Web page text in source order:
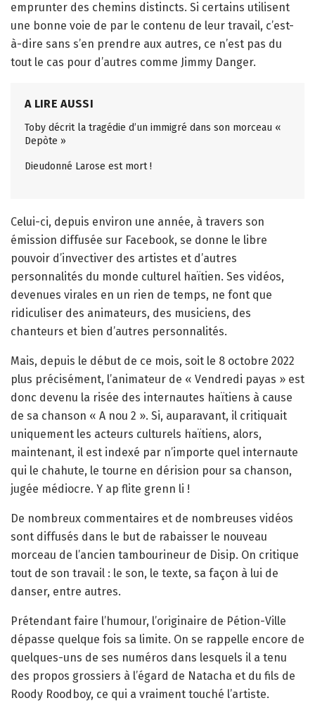
emprunter des chemins distincts. Si certains utilisent
une bonne voie de par le contenu de leur travail, c’est-
à-dire sans s’en prendre aux autres, ce n’est pas du
tout le cas pour d’autres comme Jimmy Danger.
A LIRE AUSSI
Toby décrit la tragédie d’un immigré dans son morceau «
Depòte »
Dieudonné Larose est mort !
Celui-ci, depuis environ une année, à travers son
émission diffusée sur Facebook, se donne le libre
pouvoir d’invectiver des artistes et d’autres
personnalités du monde culturel haïtien. Ses vidéos,
devenues virales en un rien de temps, ne font que
ridiculiser des animateurs, des musiciens, des
chanteurs et bien d’autres personnalités.
Mais, depuis le début de ce mois, soit le 8 octobre 2022
plus précisément, l’animateur de « Vendredi payas » est
donc devenu la risée des internautes haïtiens à cause
de sa chanson « A nou 2 ». Si, auparavant, il critiquait
uniquement les acteurs culturels haïtiens, alors,
maintenant, il est indexé par n’importe quel internaute
qui le chahute, le tourne en dérision pour sa chanson,
jugée médiocre. Y ap flite grenn li !
De nombreux commentaires et de nombreuses vidéos
sont diffusés dans le but de rabaisser le nouveau
morceau de l’ancien tambourineur de Disip. On critique
tout de son travail : le son, le texte, sa façon à lui de
danser, entre autres.
Prétendant faire l’humour, l’originaire de Pétion-Ville
dépasse quelque fois sa limite. On se rappelle encore de
quelques-uns de ses numéros dans lesquels il a tenu
des propos grossiers à l’égard de Natacha et du fils de
Roody Roodboy, ce qui a vraiment touché l’artiste.